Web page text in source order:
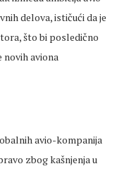
delova, ističući da je
što bi posledično
novih aviona
avio-kompanija
zbog kašnjenja u